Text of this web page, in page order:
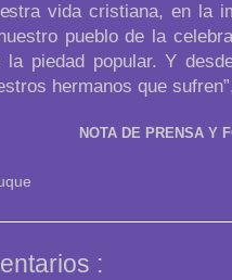
vida cristiana, en la
pueblo de la
la piedad popular. Y
hermanos que
NOTA DE PRENSA Y
: